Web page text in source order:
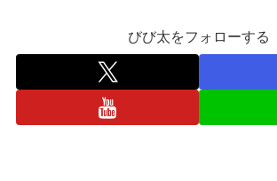
びび太をフォローする